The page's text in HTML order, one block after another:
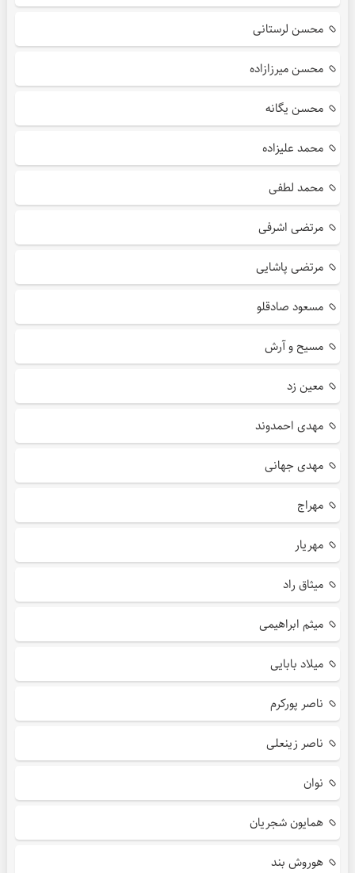
محسن لرستانی
محسن میرزازاده
محسن یگانه
محمد علیزاده
محمد لطفی
مرتضی اشرفی
مرتضی پاشایی
مسعود صادقلو
مسیح و آرش
معین زد
مهدی احمدوند
مهدی جهانی
مهراج
مهریار
میثاق راد
میثم ابراهیمی
میلاد بابایی
ناصر پورکرم
ناصر زینعلی
نوان
همایون شجریان
هوروش بند